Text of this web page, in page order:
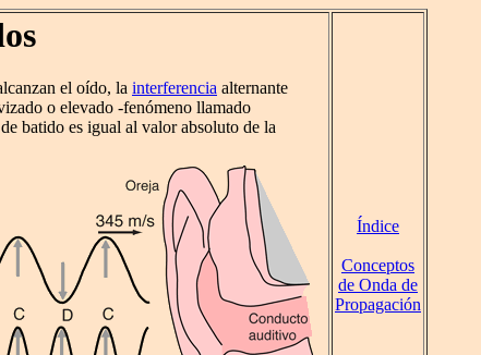
el oído, la interferencia alternante
o elevado -fenómeno llamado
batido es igual al valor absoluto de la
Índice
Conceptos
de Onda de
Propagación